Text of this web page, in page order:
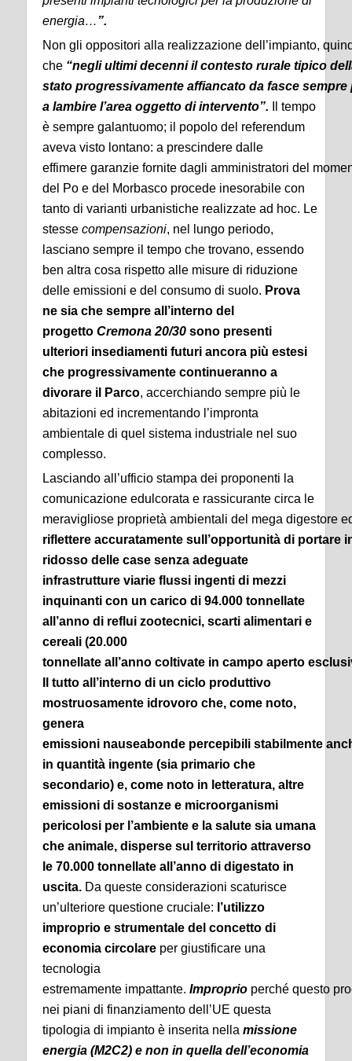
energia…”.
Non gli oppositori alla realizzazione dell’impianto,
che “negli ultimi decenni il contesto rurale tipico
stato progressivamente affiancato da fasce
a lambire l’area oggetto di intervento”.
Il tempo
è sempre galantuomo; il popolo del referendum
aveva visto lontano: a prescindere dalle
effimere garanzie fornite dagli amministratori del
del Po e del Morbasco procede inesorabile con
tanto di varianti urbanistiche realizzate ad hoc. Le
stesse compensazioni, nel lungo periodo,
lasciano sempre il tempo che trovano, essendo
ben altra cosa rispetto alle misure di riduzione
delle emissioni e del consumo di suolo. Prova
ne sia che sempre all’interno del
progetto Cremona 20/30 sono presenti
ulteriori insediamenti futuri ancora più estesi
che progressivamente continueranno a
divorare il Parco, accerchiando sempre più le
abitazioni ed incrementando l’impronta
ambientale di quel sistema industriale nel suo
complesso.
Lasciando all’ufficio stampa dei proponenti la
comunicazione edulcorata e rassicurante circa le
meravigliose proprietà ambientali del mega digestore
riflettere accuratamente sull’opportunità di portare
ridosso delle case senza adeguate
infrastrutture viarie flussi ingenti di mezzi
inquinanti con un carico di 94.000 tonnellate
all’anno di reflui zootecnici, scarti alimentari e
cereali (20.000
tonnellate all’anno coltivate in campo aperto
Il tutto all’interno di un ciclo produttivo
mostruosamente idrovoro che, come noto,
genera
emissioni nauseabonde percepibili stabilmente
in quantità ingente (sia primario che
secondario) e, come noto in letteratura, altre
emissioni di sostanze e microorganismi
pericolosi per l’ambiente e la salute sia umana
che animale, disperse sul territorio attraverso
le 70.000 tonnellate all’anno di digestato in
uscita. Da queste considerazioni scaturisce
un’ulteriore questione cruciale: l’utilizzo
improprio e strumentale del concetto di
economia circolare per giustificare una
tecnologia
estremamente impattante. Improprio perché questo
nei piani di finanziamento dell’UE questa
tipologia di impianto è inserita nella missione
energia (M2C2) e non in quella dell’economia